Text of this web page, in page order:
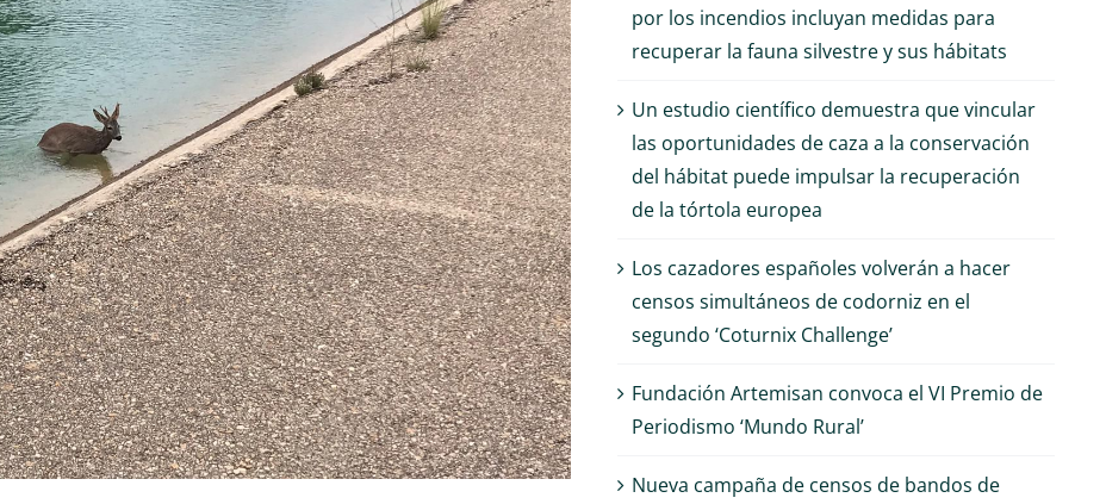
por los incendios incluyan medidas para
recuperar la fauna silvestre y sus hábitats
Un estudio científico demuestra que vincular
las oportunidades de caza a la conservación
del hábitat puede impulsar la recuperación
de la tórtola europea
Los cazadores españoles volverán a hacer
censos simultáneos de codorniz en el
segundo ‘Coturnix Challenge’
Fundación Artemisan convoca el VI Premio de
Periodismo ‘Mundo Rural’
Nueva campaña de censos de bandos de